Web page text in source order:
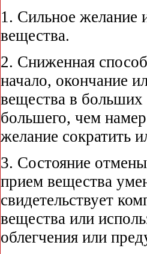
1. Сильное желание
вещества.
2. Сниженная
начало, окончание
вещества в больших
большего, чем
желание сократить
3. Состояние
прием вещества
свидетельствует
вещества или
облегчения или